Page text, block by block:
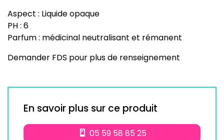
Aspect : Liquide opaque
PH : 6
Parfum : médicinal neutralisant et rémanent
Demander FDS pour plus de renseignement
En savoir plus sur ce produit
05 59 58 85 25